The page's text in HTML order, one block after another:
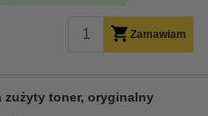
Zamawiam
zużyty toner, oryginalny